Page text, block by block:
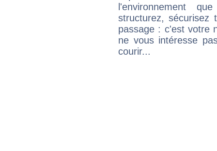
l'environnement
structurez, sécurisez
passage : c'est votre
ne vous intéresse
courir...